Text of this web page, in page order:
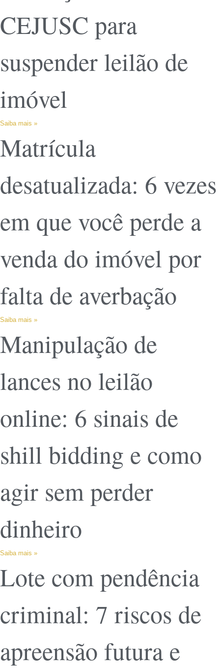
CEJUSC para
suspender leilão de
imóvel
Saiba mais »
Matrícula
desatualizada: 6 vezes
em que você perde a
venda do imóvel por
falta de averbação
Saiba mais »
Manipulação de
lances no leilão
online: 6 sinais de
shill bidding e como
agir sem perder
dinheiro
Saiba mais »
Lote com pendência
criminal: 7 riscos de
apreensão futura e